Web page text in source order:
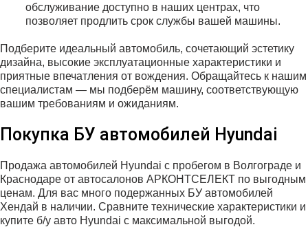
обслуживание доступно в наших центрах, что
позволяет продлить срок службы вашей машины.
Подберите идеальный автомобиль, сочетающий эстетику
дизайна, высокие эксплуатационные характеристики и
приятные впечатления от вождения. Обращайтесь к нашим
специалистам — мы подберём машину, соответствующую
вашим требованиям и ожиданиям.
Покупка БУ автомобилей Hyundai
Продажа автомобилей Hyundai с пробегом в Волгограде и
Краснодаре от автосалонов АРКОНТСЕЛЕКТ по выгодным
ценам. Для вас много подержанных БУ автомобилей
Хендай в наличии. Сравните технические характеристики и
купите б/у авто Hyundai с максимальной выгодой.